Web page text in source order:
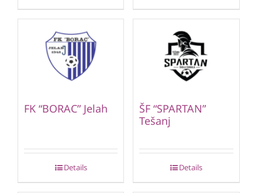
FK “BORAC” Jelah
Details
ŠF “SPARTAN”
Tešanj
Details